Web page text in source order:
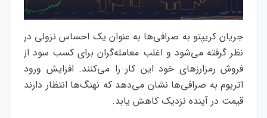
جریان کریپتو به صرافی‌ها به عنوان یک احساس نزولی در
نظر گرفته می‌شود و اغلب معامله‌گران برای کسب سود از
فروش رمزارزهای خود این کار را می‌کنند. افزایش ورود
اتریوم به صرافی‌ها نشان می‌دهد که نهنگ‌ها انتظار دارند
قیمت در آینده نزدیک کاهش یابد.